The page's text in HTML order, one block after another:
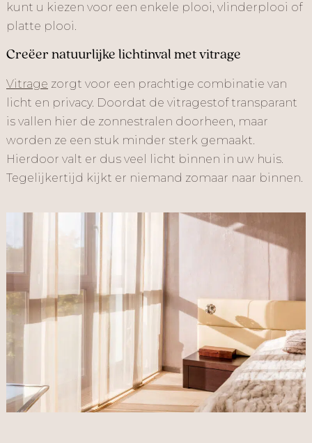
kunt u kiezen voor een enkele plooi, vlinderplooi of
platte plooi.
Creëer natuurlijke lichtinval met vitrage
Vitrage zorgt voor een prachtige combinatie van
licht en privacy. Doordat de vitragestof transparant
is vallen hier de zonnestralen doorheen, maar
worden ze een stuk minder sterk gemaakt.
Hierdoor valt er dus veel licht binnen in uw huis.
Tegelijkertijd kijkt er niemand zomaar naar binnen.